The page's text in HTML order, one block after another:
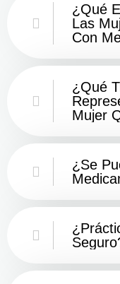
¿Qué
Las
Con
¿Qué
Mujer
¿Se